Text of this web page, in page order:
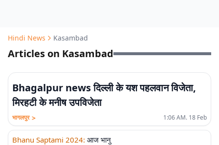
Hindi News Kasambad
Articles on Kasambad
Bhagalpur news दिल्ली के यश पहलवान विजेता,
मिरहटी के मनीष उपविजेता
भागलपुर > 1:06 AM. 18 Feb
Bhanu Saptami 2024: आज भानु